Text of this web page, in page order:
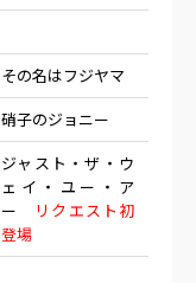
その名はフジヤマ
硝子のジョニー
ジャスト・ザ・ウ
ェイ・ユー・ア
ー リクエスト初
登場